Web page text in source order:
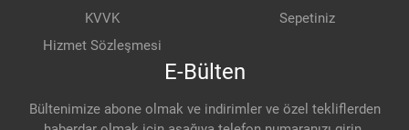
KVVK
Hizmet Sözleşmesi
Sepetiniz
E-Bülten
Bültenimize abone olmak ve indirimler ve özel tekliflerden